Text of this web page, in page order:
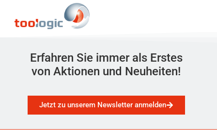
Erfahren Sie immer als Erstes
von Aktionen und Neuheiten!
Jetzt zu unserem Newsletter anmelden